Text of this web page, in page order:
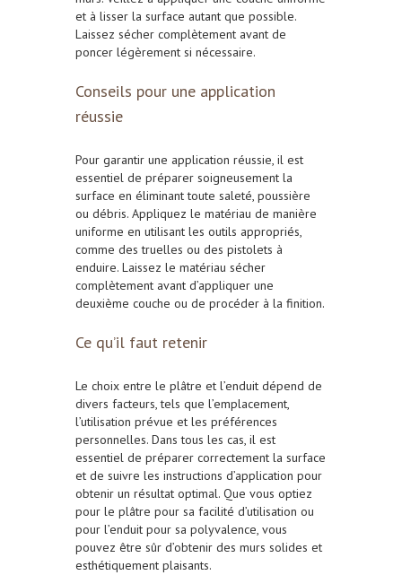
et à lisser la surface autant que possible.
Laissez sécher complètement avant de
poncer légèrement si nécessaire.
Conseils pour une application
réussie
Pour garantir une application réussie, il est
essentiel de préparer soigneusement la
surface en éliminant toute saleté, poussière
ou débris. Appliquez le matériau de manière
uniforme en utilisant les outils appropriés,
comme des truelles ou des pistolets à
enduire. Laissez le matériau sécher
complètement avant d’appliquer une
deuxième couche ou de procéder à la finition.
Ce qu’il faut retenir
Le choix entre le plâtre et l’enduit dépend de
divers facteurs, tels que l’emplacement,
l’utilisation prévue et les préférences
personnelles. Dans tous les cas, il est
essentiel de préparer correctement la surface
et de suivre les instructions d’application pour
obtenir un résultat optimal. Que vous optiez
pour le plâtre pour sa facilité d’utilisation ou
pour l’enduit pour sa polyvalence, vous
pouvez être sûr d’obtenir des murs solides et
esthétiquement plaisants.